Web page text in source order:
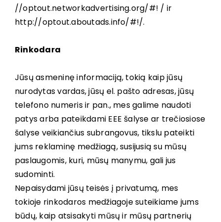
//optout.networkadvertising.org/#! / ir
http://optout.aboutads.info/#!/.
Rinkodara
Jūsų asmeninę informaciją, tokią kaip jūsų
nurodytas vardas, jūsų el. pašto adresas, jūsų
telefono numeris ir pan., mes galime naudoti
patys arba pateikdami EEE šalyse ar trečiosiose
šalyse veikiančius subrangovus, tikslu pateikti
jums reklaminę medžiagą, susijusią su mūsų
paslaugomis, kuri, mūsų manymu, gali jus
sudominti.
Nepaisydami jūsų teisės į privatumą, mes
tokioje rinkodaros medžiagoje suteikiame jums
būdų, kaip atsisakyti mūsų ir mūsų partnerių